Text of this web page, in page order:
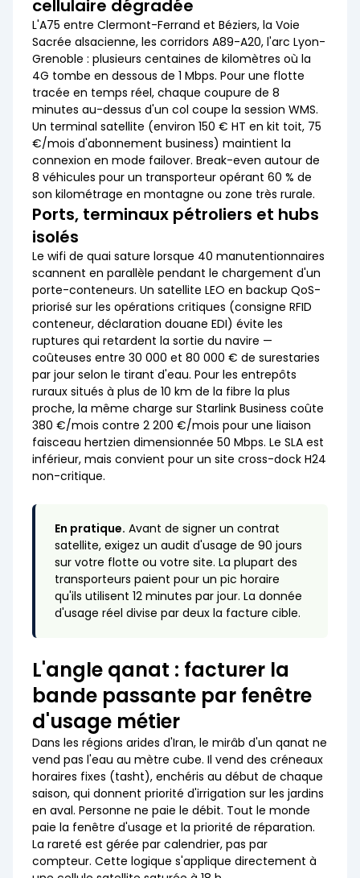
cellulaire dégradée
L'A75 entre Clermont-Ferrand et Béziers, la Voie
Sacrée alsacienne, les corridors A89-A20, l'arc Lyon-
Grenoble : plusieurs centaines de kilomètres où la
4G tombe en dessous de 1 Mbps. Pour une flotte
tracée en temps réel, chaque coupure de 8
minutes au-dessus d'un col coupe la session WMS.
Un terminal satellite (environ 150 € HT en kit toit, 75
€/mois d'abonnement business) maintient la
connexion en mode failover. Break-even autour de
8 véhicules pour un transporteur opérant 60 % de
son kilométrage en montagne ou zone très rurale.
Ports, terminaux pétroliers et hubs
isolés
Le wifi de quai sature lorsque 40 manutentionnaires
scannent en parallèle pendant le chargement d'un
porte-conteneurs. Un satellite LEO en backup QoS-
priorisé sur les opérations critiques (consigne RFID
conteneur, déclaration douane EDI) évite les
ruptures qui retardent la sortie du navire —
coûteuses entre 30 000 et 80 000 € de surestaries
par jour selon le tirant d'eau. Pour les entrepôts
ruraux situés à plus de 10 km de la fibre la plus
proche, la même charge sur Starlink Business coûte
380 €/mois contre 2 200 €/mois pour une liaison
faisceau hertzien dimensionnée 50 Mbps. Le SLA est
inférieur, mais convient pour un site cross-dock H24
non-critique.
En pratique. Avant de signer un contrat
satellite, exigez un audit d'usage de 90 jours
sur votre flotte ou votre site. La plupart des
transporteurs paient pour un pic horaire
qu'ils utilisent 12 minutes par jour. La donnée
d'usage réel divise par deux la facture cible.
L'angle qanat : facturer la
bande passante par fenêtre
d'usage métier
Dans les régions arides d'Iran, le mirâb d'un qanat ne
vend pas l'eau au mètre cube. Il vend des créneaux
horaires fixes (tasht), enchéris au début de chaque
saison, qui donnent priorité d'irrigation sur les jardins
en aval. Personne ne paie le débit. Tout le monde
paie la fenêtre d'usage et la priorité de réparation.
La rareté est gérée par calendrier, pas par
compteur. Cette logique s'applique directement à